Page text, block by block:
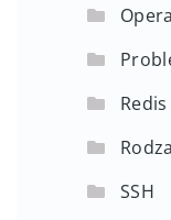
Redis
SSH